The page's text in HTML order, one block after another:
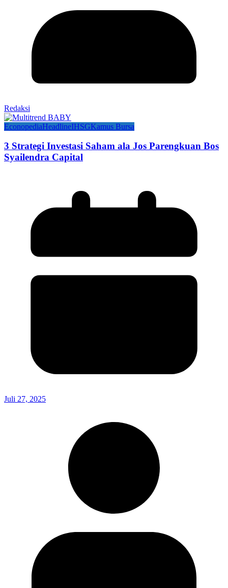
Redaksi
EconopediaHeadlineIHSGKamus Bursa
3 Strategi Investasi Saham ala Jos Parengkuan Bos
Syailendra Capital
Juli 27, 2025